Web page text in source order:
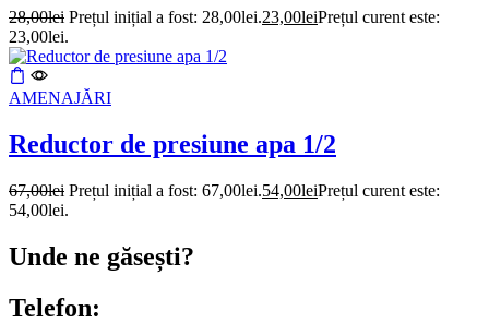
28,00lei Prețul inițial a fost: 28,00lei.23,00leiPrețul curent este:
23,00lei.
AMENAJĂRI
Reductor de presiune apa 1/2
67,00lei Prețul inițial a fost: 67,00lei.54,00leiPrețul curent este:
54,00lei.
Unde ne găsești?
Telefon: